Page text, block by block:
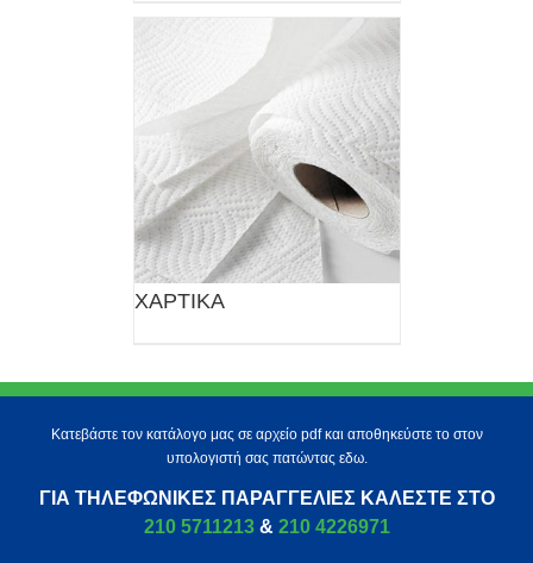
ΧΑΡΤΙΚΑ
Κατεβάστε τον κατάλογο μας σε αρχείο pdf και αποθηκεύστε το στον
υπολογιστή σας πατώντας εδω.
ΓΙΑ ΤΗΛΕΦΩΝΙΚΈΣ ΠΑΡΑΓΓΕΛΊΕΣ ΚΑΛΈΣΤΕ ΣΤΟ
210 5711213& 210 4226971